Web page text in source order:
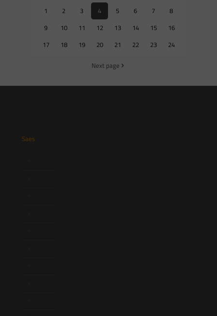
1 2 3 4 5 6 7
8
9
10 11 12 13 14 15
16
17
18 19 20 21 22 23 24
Next page
Saes